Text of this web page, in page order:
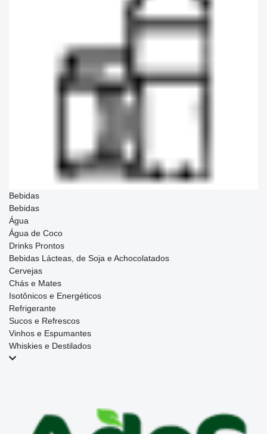
Bebidas
Bebidas
Água
Água de Coco
Drinks Prontos
Bebidas Lácteas, de Soja e Achocolatados
Cervejas
Chás e Mates
Isotônicos e Energéticos
Refrigerante
Sucos e Refrescos
Vinhos e Espumantes
Whiskies e Destilados